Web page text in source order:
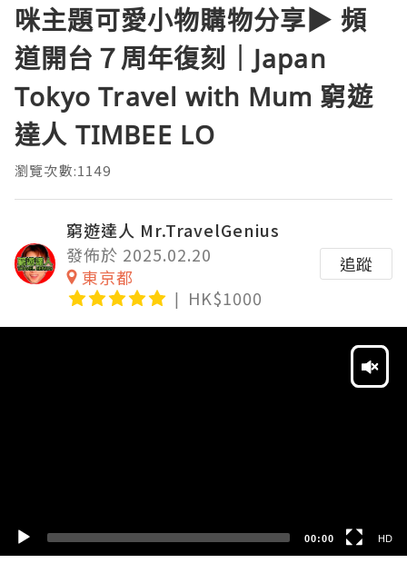
咪主題可愛小物購物分享▶︎ 頻
道開台７周年復刻｜Japan
Tokyo Travel with Mum 窮遊
達人 TIMBEE LO
瀏覽次數:1149
窮遊達人 Mr.TravelGenius
發佈於 2025.02.20
東京都
HK$1000
追蹤
00:00 HD